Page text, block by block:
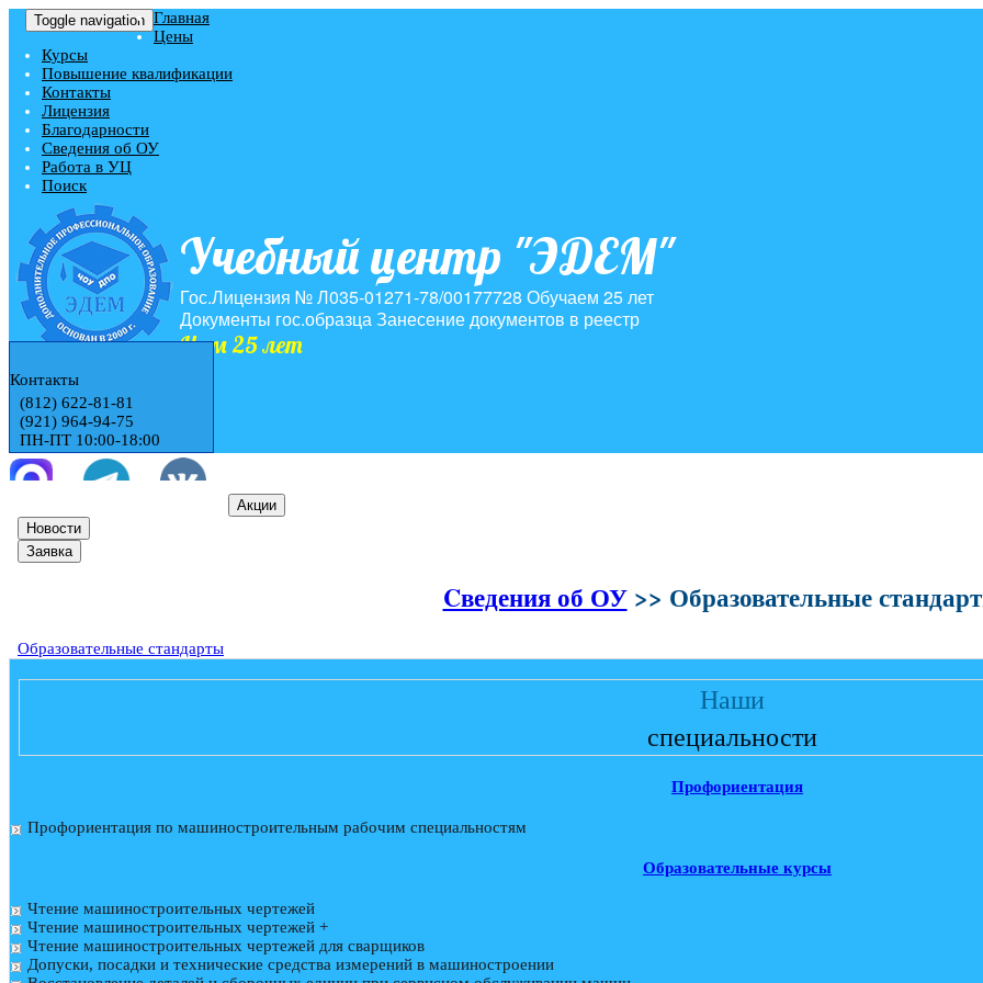
Toggle navigation Главная
Цены
Курсы
Повышение квалификации
Контакты
Лицензия
Благодарности
Сведения об ОУ
Работа в УЦ
Поиск
Учебный центр "ЭДЕМ"
Гос.Лицензия № Л035-01271-78/00177728 Обучаем 25 лет
Документы гос.образца Занесение документов в реестр
Нам 25 лет
Контакты
(812) 622-81-81
(921) 964-94-75
ПН-ПТ 10:00-18:00
Акции
Новости
Заявка
Cведения об ОУ>> Образовательные
Образовательные стандарты
Наши
специальности
Профориентация
Профориентация по машиностроительным рабочим специальностям
Образовательные курсы
Чтение машиностроительных чертежей
Чтение машиностроительных чертежей +
Чтение машиностроительных чертежей для сварщиков
Допуски, посадки и технические средства измерений в машиностроении